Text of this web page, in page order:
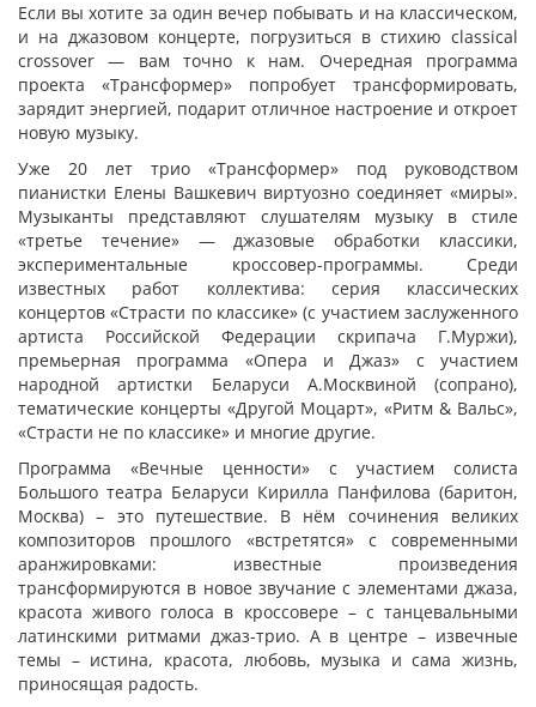
Если вы хотите за один вечер побывать и на классическом,
и на джазовом концерте, погрузиться в стихию classical
crossover — вам точно к нам. Очередная программа
проекта «Трансформер» попробует трансформировать,
зарядит энергией, подарит отличное настроение и откроет
новую музыку.
Уже 20 лет трио «Трансформер» под руководством
пианистки Елены Вашкевич виртуозно соединяет «миры».
Музыканты представляют слушателям музыку в стиле
«третье течение» — джазовые обработки классики,
экспериментальные кроссовер-программы. Среди
известных работ коллектива: серия классических
концертов «Страсти по классике» (с участием заслуженного
артиста Российской Федерации скрипача Г.Муржи),
премьерная программа «Опера и Джаз» с участием
народной артистки Беларуси А.Москвиной (сопрано),
тематические концерты «Другой Моцарт», «Ритм & Вальс»,
«Страсти не по классике» и многие другие.
Программа «Вечные ценности» с участием солиста
Большого театра Беларуси Кирилла Панфилова (баритон,
Москва) – это путешествие. В нём сочинения великих
композиторов прошлого «встретятся» с современными
аранжировками: известные произведения
трансформируются в новое звучание с элементами джаза,
красота живого голоса в кроссовере – с танцевальными
латинскими ритмами джаз-трио. А в центре – извечные
темы – истина, красота, любовь, музыка и сама жизнь,
приносящая радость.